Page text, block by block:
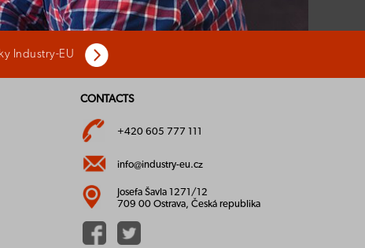
Industry-EU
CONTACTS
+420 605 777 111
info@industry-eu.cz
Josefa Šavla 1271/12
709 00 Ostrava, Česká republika